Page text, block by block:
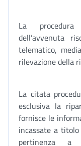
La
dell’avvenuta
telematico,
rilevazione della
La citata
esclusiva la
fornisce le
incassate a
pertinenza a